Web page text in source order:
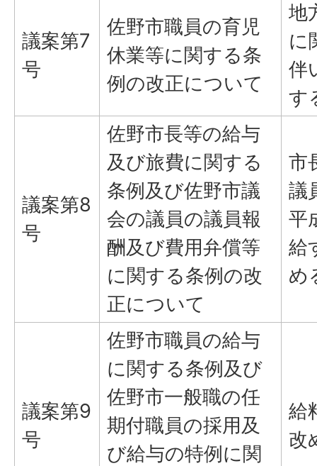
議案第7
号
佐野市職員の育児
休業等に関する条
例の改正について
地
に
伴
す
議案第8
号
佐野市長等の給与
及び旅費に関する
条例及び佐野市議
会の議員の議員報
酬及び費用弁償等
に関する条例の改
正について
市
議
平
給
め
議案第9
号
佐野市職員の給与
に関する条例及び
佐野市一般職の任
期付職員の採用及
び給与の特例に関
給
改